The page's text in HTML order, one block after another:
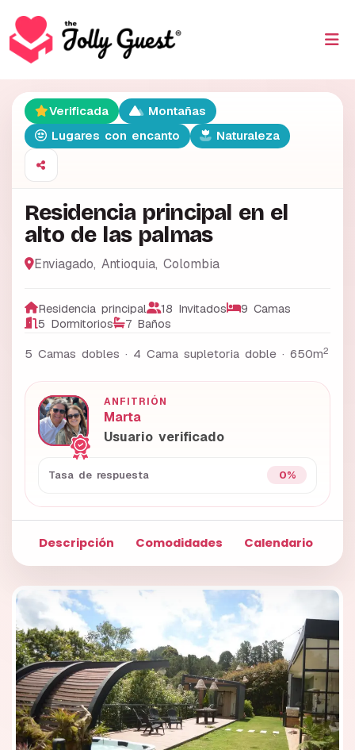
Verificada
Montañas
Lugares con encanto
Naturaleza
Residencia principal en el
alto de las palmas
Enviagado, Antioquia, Colombia
Residencia principal 18 Invitados
9 Camas
5 Dormitorios
7 Baños
5 Camas dobles · 4 Cama supletoria doble · 650m2
ANFITRIÓN
Marta
Usuario verificado
Tasa de respuesta 0%
Descripción Comodidades Calendario